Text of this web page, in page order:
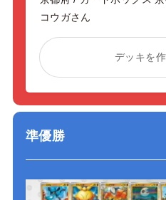
コウガさん
デッキを
準優勝